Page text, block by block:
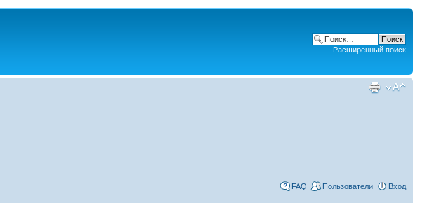
Расширенный поиск
FAQ Пользователи Вход